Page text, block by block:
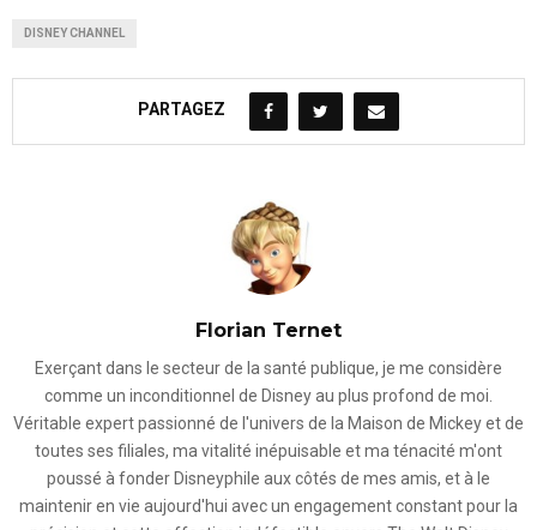
DISNEY CHANNEL
PARTAGEZ
Florian Ternet
Exerçant dans le secteur de la santé publique, je me considère
comme un inconditionnel de Disney au plus profond de moi.
Véritable expert passionné de l'univers de la Maison de Mickey et de
toutes ses filiales, ma vitalité inépuisable et ma ténacité m'ont
poussé à fonder Disneyphile aux côtés de mes amis, et à le
maintenir en vie aujourd'hui avec un engagement constant pour la